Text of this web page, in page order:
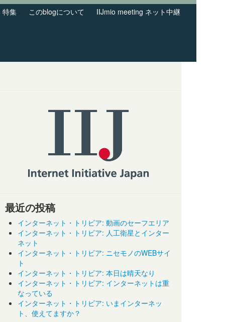
特集 このblogについて IIJmio meeting ネット中継
最近の投稿
インターネット・トリビア: 動画のセーフエリア
インターネット・トリビア: 人工衛星とインター
ネット
インターネット・トリビア: ニセモノのWEBサイ
ト
インターネット・トリビア: 本日は晴天なり
インターネット・トリビア: インターネットは重
なっている
インターネット・トリビア: いまインターネッ
ト、使えてますか？